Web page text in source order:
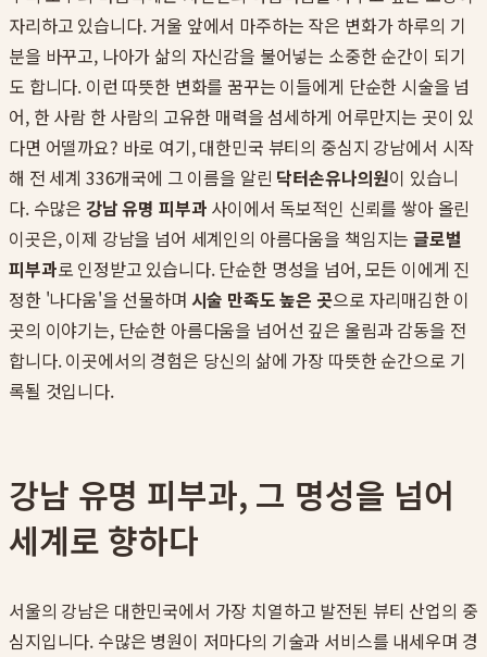
자리하고 있습니다. 거울 앞에서 마주하는 작은 변화가 하루의 기
분을 바꾸고, 나아가 삶의 자신감을 불어넣는 소중한 순간이 되기
도 합니다. 이런 따뜻한 변화를 꿈꾸는 이들에게 단순한 시술을 넘
어, 한 사람 한 사람의 고유한 매력을 섬세하게 어루만지는 곳이 있
다면 어떨까요? 바로 여기, 대한민국 뷰티의 중심지 강남에서 시작
해 전 세계 336개국에 그 이름을 알린 닥터손유나의원이 있습니
다. 수많은 강남 유명 피부과 사이에서 독보적인 신뢰를 쌓아 올린
이곳은, 이제 강남을 넘어 세계인의 아름다움을 책임지는글로벌
피부과로 인정받고 있습니다. 단순한 명성을 넘어, 모든 이에게 진
정한 '나다움'을 선물하며 시술 만족도 높은 곳으로 자리매김한 이
곳의 이야기는, 단순한 아름다움을 넘어선 깊은 울림과 감동을 전
합니다. 이곳에서의 경험은 당신의 삶에 가장 따뜻한 순간으로 기
록될 것입니다.
강남 유명 피부과, 그 명성을 넘어
세계로 향하다
서울의 강남은 대한민국에서 가장 치열하고 발전된 뷰티 산업의 중
심지입니다. 수많은 병원이 저마다의 기술과 서비스를 내세우며 경